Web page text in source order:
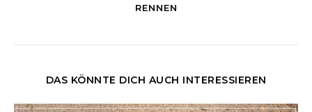
RENNEN
DAS KÖNNTE DICH AUCH INTERESSIEREN